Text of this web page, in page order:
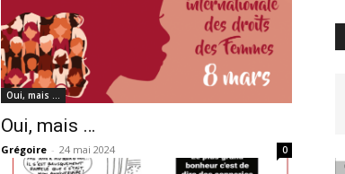
Oui, mais …
Oui, mais …
Grégoire - 24 mai 2024 0